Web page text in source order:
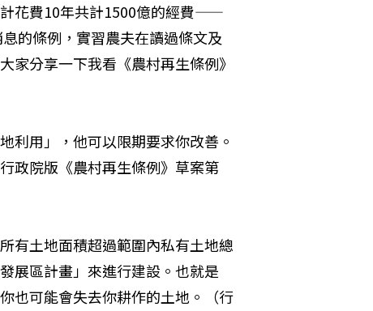
花費10年共計1500億的經費——
的條例，實習­農夫在讀過條文及
家分享一下我看《農村再生條例》
利用」，他可以限期要求你改善。
政院版《農村再生條例­》草案第
有土地面積超過範圍內私有土地總
展區計畫」來進行建設。也就是
也可能會失去你耕作的土地。（行